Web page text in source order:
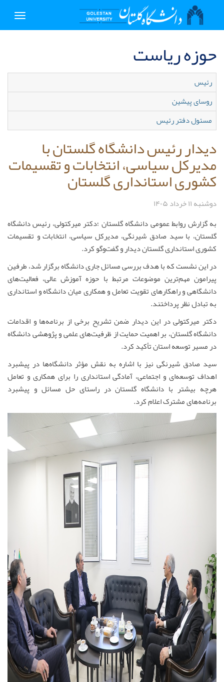
Toggle
حوزه ریاست
رئیس
روسای پیشین
مسئول دفتر رئیس
دیدار رئیس دانشگاه گلستان با
مدیرکل سیاسی، انتخابات و تقسیمات
کشوری استانداری گلستان
دوشنبه ۱۱ خرداد ۱۴۰۵
به گزارش روابط عمومی دانشگاه گلستان ؛دکتر میرکتولی، رئیس دانشگاه
گلستان، با سید صادق شیرنگی، مدیرکل سیاسی، انتخابات و تقسیمات
کشوری استانداری گلستان دیدار و گفت‌وگو کرد.
در این نشست که با هدف بررسی مسائل جاری دانشگاه برگزار شد، طرفین
پیرامون مهم‌ترین موضوعات مرتبط با حوزه آموزش عالی، فعالیت‌های
دانشگاهی و راهکارهای تقویت تعامل و همکاری میان دانشگاه و استانداری
به تبادل نظر پرداختند.
دکتر میرکتولی در این دیدار ضمن تشریح برخی از برنامه‌ها و اقدامات
دانشگاه گلستان، بر اهمیت حمایت از ظرفیت‌های علمی و پژوهشی دانشگاه
در مسیر توسعه استان تأکید کرد.
سید صادق شیرنگی نیز با اشاره به نقش مؤثر دانشگاه‌ها در پیشبرد
اهداف توسعه‌ای و اجتماعی، آمادگی استانداری را برای همکاری و تعامل
هرچه بیشتر با دانشگاه گلستان در راستای حل مسائل و پیشبرد
برنامه‌های مشترک اعلام کرد.